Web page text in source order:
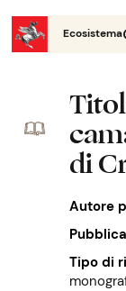
Ecosistema
di
Autore
Tipo di